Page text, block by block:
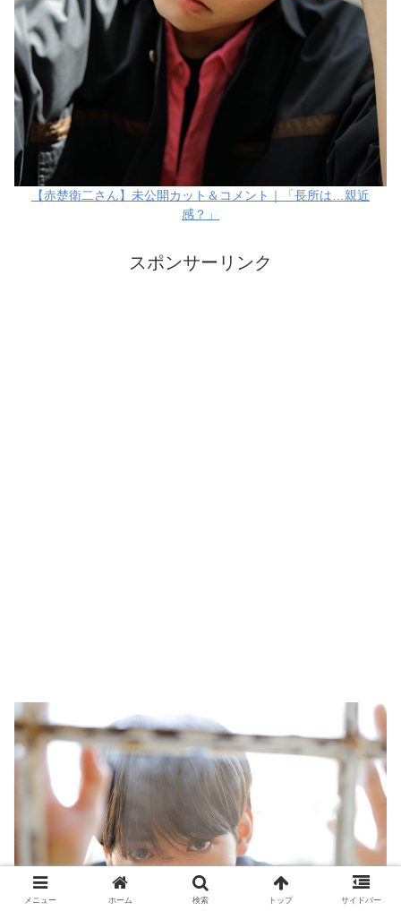
【赤楚衛二さん】未公開カット＆コメント｜「長所は…親近
感？」
スポンサーリンク
メニュー ホーム 検索 トップ サイドバー